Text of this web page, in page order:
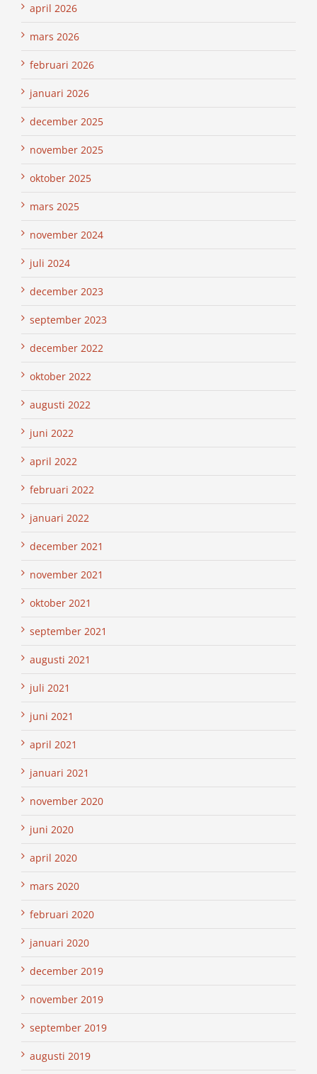
april 2026
mars 2026
februari 2026
januari 2026
december 2025
november 2025
oktober 2025
mars 2025
november 2024
juli 2024
december 2023
september 2023
december 2022
oktober 2022
augusti 2022
juni 2022
april 2022
februari 2022
januari 2022
december 2021
november 2021
oktober 2021
september 2021
augusti 2021
juli 2021
juni 2021
april 2021
januari 2021
november 2020
juni 2020
april 2020
mars 2020
februari 2020
januari 2020
december 2019
november 2019
september 2019
augusti 2019